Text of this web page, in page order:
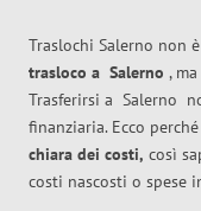
Traslochi Salerno non
trasloco a Salerno ,
Trasferirsi a Salerno
finanziaria. Ecco
chiara dei costi, così
costi nascosti o spese